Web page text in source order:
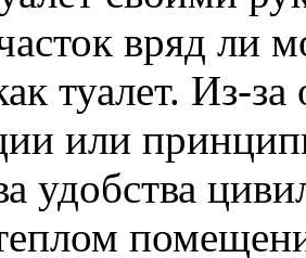
вряд ли
туалет. Из-
или
удобства